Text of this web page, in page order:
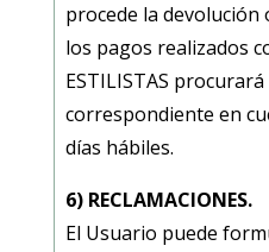
procede la
los pagos realizados
ESTILISTAS
correspondiente en
días hábiles.
6) RECLAMACIONES.
El Usuario puede